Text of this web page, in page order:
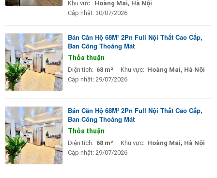
Khu vực: Hoàng Mai, Hà Nội
Cập nhật: 30/07/2026
Bán Căn Hộ 68M² 2Pn Full Nội Thất Cao Cấp,
Ban Công Thoáng Mát
Thỏa thuận
Diện tích: 68 m² Khu vực: Hoàng Mai, Hà Nội
Cập nhật: 29/07/2026
Bán Căn Hộ 68M² 2Pn Full Nội Thất Cao Cấp,
Ban Công Thoáng Mát
Thỏa thuận
Diện tích: 68 m² Khu vực: Hoàng Mai, Hà Nội
Cập nhật: 29/07/2026